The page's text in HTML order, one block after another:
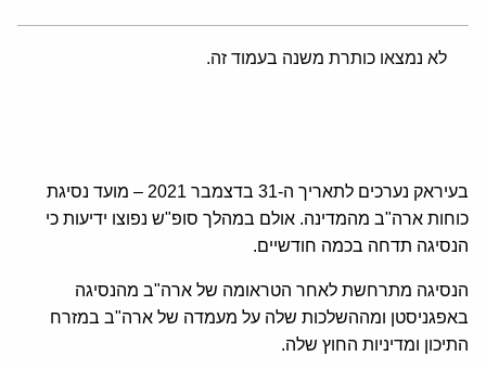
לא נמצאו כותרת משנה בעמוד זה.
בעיראק נערכים לתאריך ה-31 בדצמבר 2021 – מועד נסיגת
כוחות ארה"ב מהמדינה. אולם במהלך סופ"ש נפוצו ידיעות כי
הנסיגה תדחה בכמה חודשיים.
הנסיגה מתרחשת לאחר הטראומה של ארה"ב מהנסיגה
באפגניסטן ומההשלכות שלה על מעמדה של ארה"ב במזרח
התיכון ומדיניות החוץ שלה.